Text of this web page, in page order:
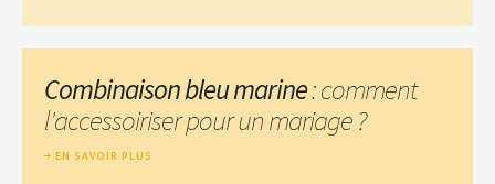
Combinaison bleu marine: comment
l'accessoiriser pour un mariage ?
EN SAVOIR PLUS